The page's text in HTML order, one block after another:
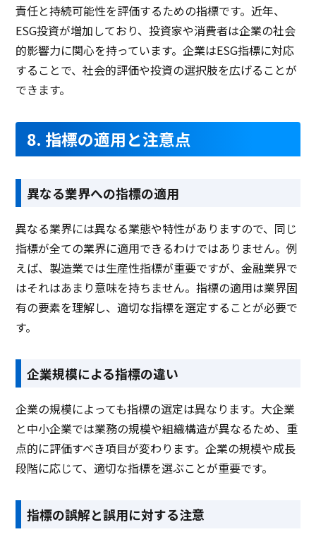
サポート
クラウド型ソフト
PCブラウザスマートフォ
電話 / メール / チャット
/
クラウド型ソフト
PCブラウザ
責任と持続可能性を評価するための指標です。近年、
ESG投資が増加しており、投資家や消費者は企業の社会
的影響力に関心を持っています。企業はESG指標に対応
することで、社会的評価や投資の選択肢を広げることが
できます。
8. 指標の適用と注意点
異なる業界への指標の適用
異なる業界には異なる業態や特性がありますので、同じ
指標が全ての業界に適用できるわけではありません。例
えば、製造業では生産性指標が重要ですが、金融業界で
はそれはあまり意味を持ちません。指標の適用は業界固
有の要素を理解し、適切な指標を選定することが必要で
す。
企業規模による指標の違い
企業の規模によっても指標の選定は異なります。大企業
と中小企業では業務の規模や組織構造が異なるため、重
点的に評価すべき項目が変わります。企業の規模や成長
段階に応じて、適切な指標を選ぶことが重要です。
指標の誤解と誤用に対する注意